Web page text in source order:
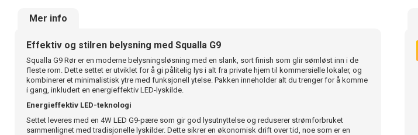
Mer info
Effektiv og stilren belysning med Squalla G9
Squalla G9 Rør er en moderne belysningsløsning med en slank, sort finish som glir sømløst inn i de
fleste rom. Dette settet er utviklet for å gi pålitelig lys i alt fra private hjem til kommersielle lokaler, og
kombinerer et minimalistisk ytre med funksjonell ytelse. Pakken inneholder alt du trenger for å komme
i gang, inkludert en energieffektiv LED-lyskilde.
Energieffektiv LED-teknologi
Settet leveres med en 4W LED G9-pære som gir god lysutnyttelse og reduserer strømforbruket
sammenlignet med tradisjonelle lyskilder. Dette sikrer en økonomisk drift over tid, noe som er en